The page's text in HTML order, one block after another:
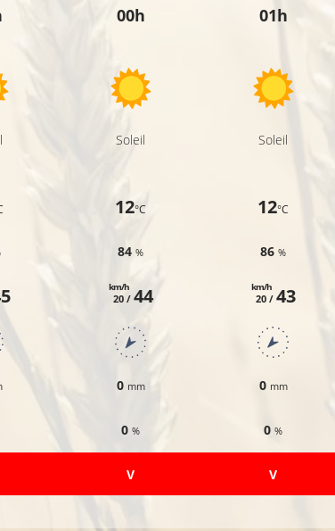
00h
Soleil
12°C
84%
20 /
km/h 44
0 mm
0%
​V
01h
Soleil
12°C
86%
20 /
km/h 43
0 mm
0%
​V